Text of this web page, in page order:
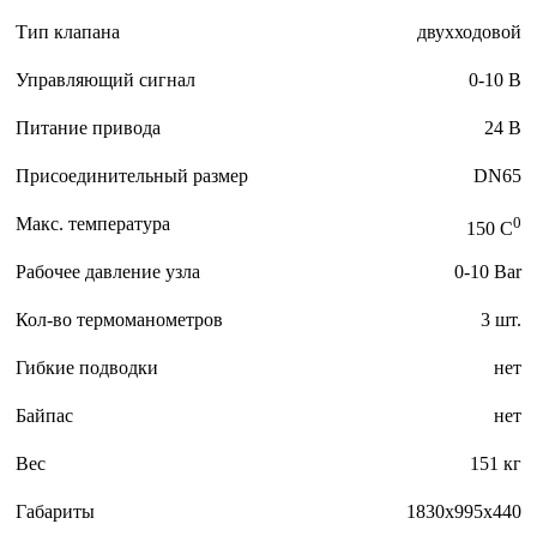
Тип клапана двухходовой
Управляющий сигнал 0-10 В
Питание привода 24 В
Присоединительный размер DN65
Макс. температура 150 C0
Рабочее давление узла 0-10 Bar
Кол-во термоманометров 3 шт.
Гибкие подводки нет
Байпас нет
Вес 151 кг
Габариты 1830x995x440